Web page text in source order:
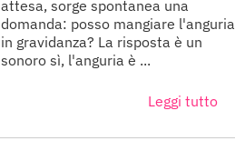
attesa, sorge spontanea una
domanda: posso mangiare l'anguria
in gravidanza? La risposta è un
sonoro sì, l'anguria è ...
Leggi tutto